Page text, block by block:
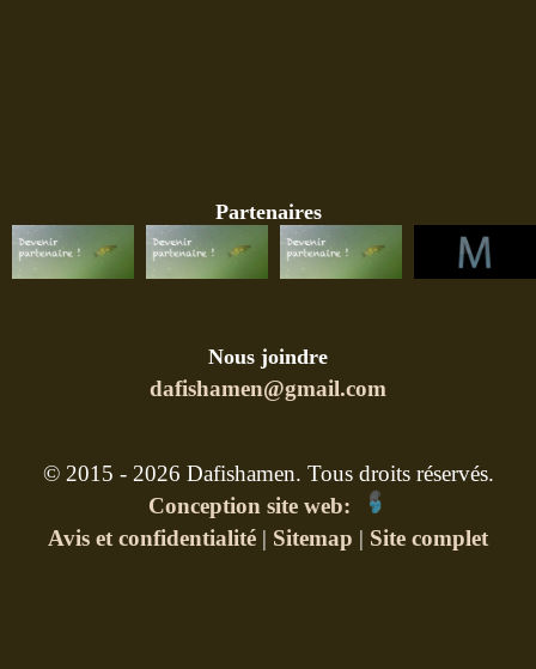
Partenaires
Nous joindre
dafishamen@gmail.com
© 2015 - 2026 Dafishamen. Tous droits réservés.
Conception site web:
Avis et confidentialité | Sitemap | Site complet